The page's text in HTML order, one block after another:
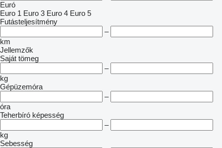
Euró
Euro 1 Euro 3 Euro 4 Euro 5
Futásteljesítmény
–
km
Jellemzők
Saját tömeg
–
kg
Gépüzemóra
–
óra
Teherbíró képesség
–
kg
Sebesség